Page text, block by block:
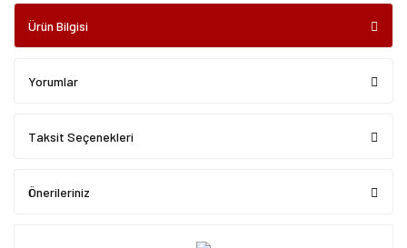
Ürün Bilgisi
Yorumlar
Taksit Seçenekleri
Önerileriniz